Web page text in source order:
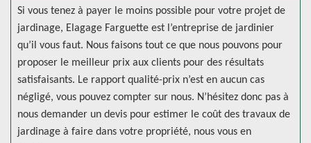
Si vous tenez à payer le moins possible pour votre projet de
jardinage, Elagage Farguette est l’entreprise de jardinier
qu’il vous faut. Nous faisons tout ce que nous pouvons pour
proposer le meilleur prix aux clients pour des résultats
satisfaisants. Le rapport qualité-prix n’est en aucun cas
négligé, vous pouvez compter sur nous. N’hésitez donc pas à
nous demander un devis pour estimer le coût des travaux de
jardinage à faire dans votre propriété, nous vous en